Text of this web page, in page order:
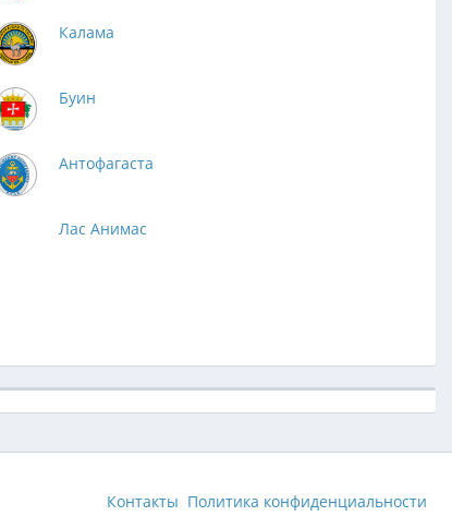
Калама
Буин
Антофагаста
Лас Анимас
Контакты Политика конфиденциальности